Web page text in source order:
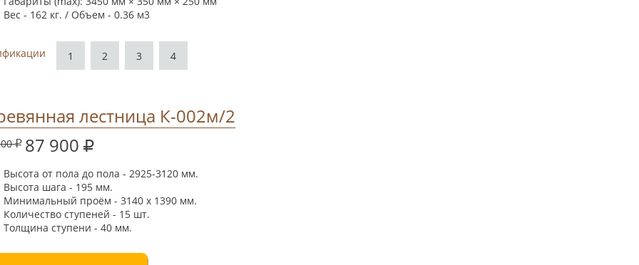
Вес - 162 кг. / Объем - 0.36 м3
1 2 3 4
лестница К-002м/2
87 900
Высота от пола до пола - 2925-3120 мм.
Высота шага - 195 мм.
Минимальный проём - 3140 х 1390 мм.
Количество ступеней - 15 шт.
Толщина ступени - 40 мм.